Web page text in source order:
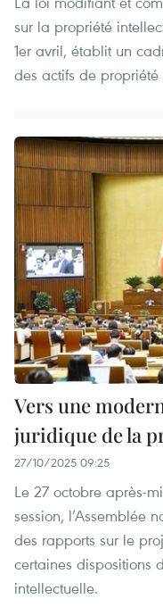
sur la propriété
1er avril, établit un
des actifs de propriété
Vers une
juridique de la
27/10/2025 09:25
Le 27 octobre après-
session, l’Assemblée
des rapports sur le
certaines dispositions
intellectuelle.